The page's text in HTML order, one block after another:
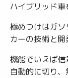
ハイブリッド
極めつけはガ
カーの技術と開
機能でいえば
自動的に切り